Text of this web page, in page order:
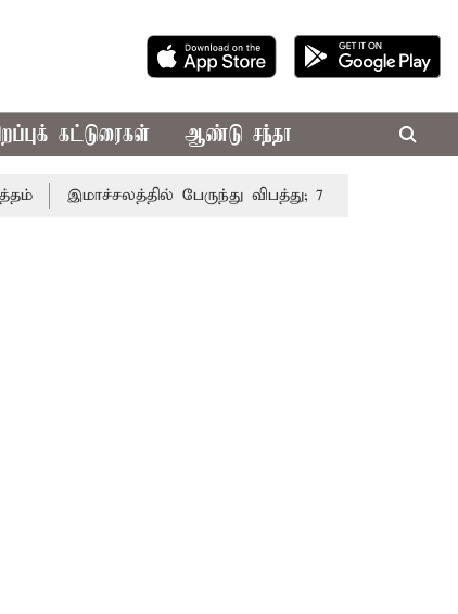
கட்டுரைகள் ஆண்டு சந்தா
இமாச்சலத்தில் பேருந்து விபத்து; 7 பேர் பலி - பிரதமர்